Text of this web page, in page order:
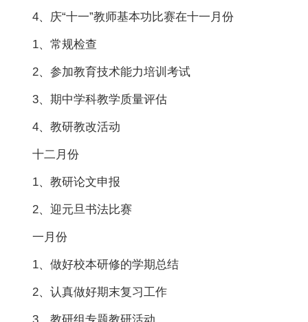
4、庆“十一”教师基本功比赛在十一月份
1、常规检查
2、参加教育技术能力培训考试
3、期中学科教学质量评估
4、教研教改活动
十二月份
1、教研论文申报
2、迎元旦书法比赛
一月份
1、做好校本研修的学期总结
2、认真做好期末复习工作